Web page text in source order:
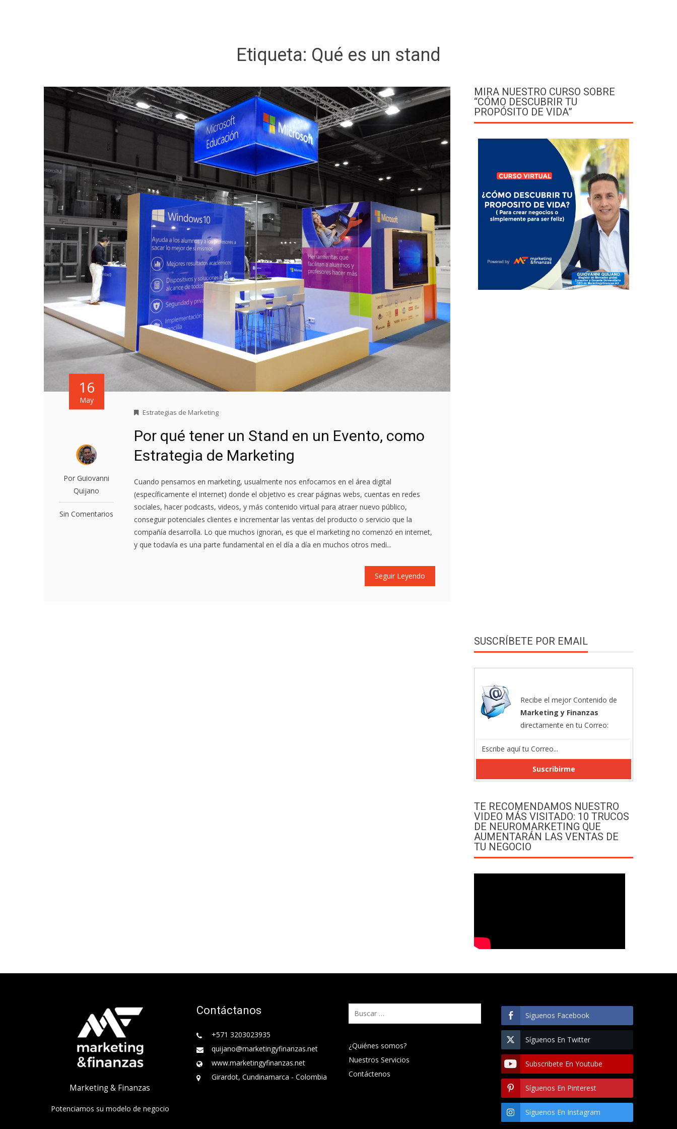
Etiqueta: Qué es un stand
16
May
Por Guiovanni
Quijano
Sin Comentarios
Estrategias de Marketing
Por qué tener un Stand en un Evento, como
Estrategia de Marketing
Cuando pensamos en marketing, usualmente nos enfocamos en el área digital
(específicamente el internet) donde el objetivo es crear páginas webs, cuentas en redes
sociales, hacer podcasts, videos, y más contenido virtual para atraer nuevo público,
conseguir potenciales clientes e incrementar las ventas del producto o servicio que la
compañía desarrolla. Lo que muchos ignoran, es que el marketing no comenzó en internet,
y que todavía es una parte fundamental en el día a día en muchos otros medi...
Seguir Leyendo
MIRA NUESTRO CURSO SOBRE
“CÓMO DESCUBRIR TU
PROPÓSITO DE VIDA”
SUSCRÍBETE POR EMAIL
Recibe el mejor Contenido de
Marketing y Finanzas
directamente en tu Correo:
TE RECOMENDAMOS NUESTRO
VIDEO MÁS VISITADO: 10 TRUCOS
DE NEUROMARKETING QUE
AUMENTARÁN LAS VENTAS DE
TU NEGOCIO
Marketing & Finanzas
Potenciamos su modelo de negocio
Contáctanos
+571 3203023935
quijano@marketingyfinanzas.net
www.marketingyfinanzas.net
Girardot, Cundinamarca - Colombia
Buscar:
¿Quiénes somos?
Nuestros Servicios
Contáctenos
Síguenos Facebook
Síguenos En Twitter
Subscribete En Youtube
Síguenos En Pinterest
Síguenos En Instagram